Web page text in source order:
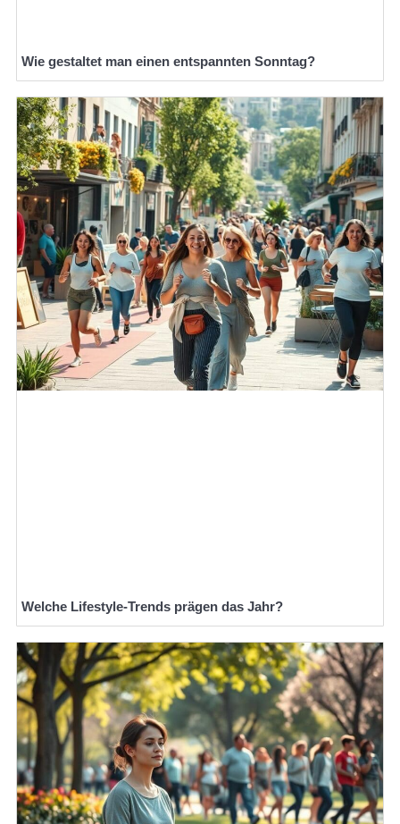
Wie gestaltet man einen entspannten Sonntag?
Welche Lifestyle-Trends prägen das Jahr?